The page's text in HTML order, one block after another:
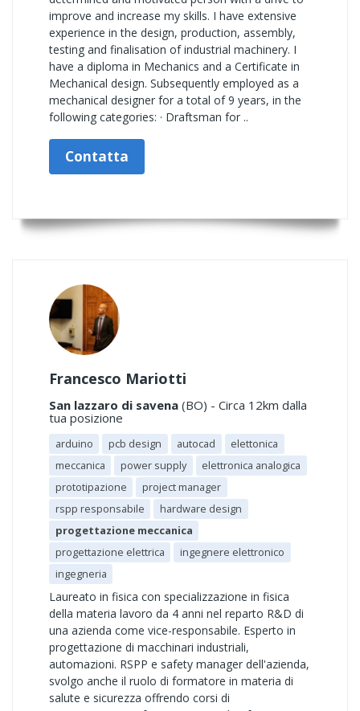
improve and increase my skills. I have extensive
experience in the design, production, assembly,
testing and finalisation of industrial machinery. I
have a diploma in Mechanics and a Certificate in
Mechanical design. Subsequently employed as a
mechanical designer for a total of 9 years, in the
following categories: · Draftsman for ..
Contatta
Francesco Mariotti
San lazzaro di savena (BO) - Circa 12km dalla
tua posizione
arduino pcb design autocad
elettonica
meccanica
power supply
elettronica analogica
prototipazione
project manager
rspp responsabile
hardware design
progettazione meccanica
progettazione elettrica
ingegnere elettronico
ingegneria
Laureato in fisica con specializzazione in fisica
della materia lavoro da 4 anni nel reparto R&D di
una azienda come vice-responsabile. Esperto in
progettazione di macchinari industriali,
automazioni. RSPP e safety manager dell'azienda,
svolgo anche il ruolo di formatore in materia di
salute e sicurezza offrendo corsi di